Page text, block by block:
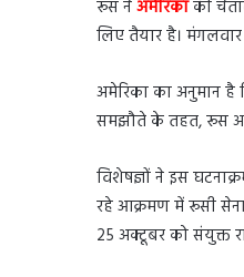
रूस नेअमेरिकाकी
लिए तैयार है।
अमेरिका का अनुमान है
समझौते के तहत, रूस
विशेषज्ञों ने इस
रहे आक्रमण में रूसी
25 अक्टूबर को संयुक्त